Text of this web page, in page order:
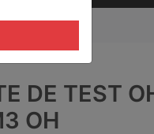
DE TEST
OH